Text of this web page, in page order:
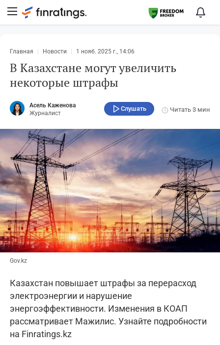
Главная Новости 1 нояб. 2025 г., 14:06
В Казахстане могут увеличить
некоторые штрафы
Асель Каженова
Журналист
Слушать Читать 3 мин
Gov.kz
Казахстан повышает штрафы за перерасход
электроэнергии и нарушение
энергоэффективности. Изменения в КОАП
рассматривает Мажилис. Узнайте подробности
на Finratings.kz